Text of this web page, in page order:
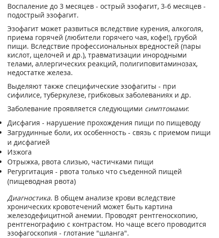
Воспаление до 3 месяцев - острый эзофагит, 3-6 месяцев -
подострый эзофагит.
Эзофагит может развиться вследствие курения, алкоголя,
приема горячей (любители горячего чая, кофе!), грубой
пищи. Вследствие профессиональных вредностей (пары
кислот, щелочей и др.), травматизации инородными
телами, аллергических реакций, полигиповитаминозах,
недостатке железа.
Выделяют также специфические эзофагиты - при
сифилисе, туберкулезе, грибковых заболеваниях и др.
Заболевание проявляется следующими симптомами:
Дисфагия - нарушение прохождения пищи по пищеводу
Загрудинные боли, их особенность - связь с приемом пищи
и дисфагией
Изжога
Отрыжка, рвота слизью, частичками пищи
Регургитация - рвота только что съеденной пищей
(пищеводная рвота)
Диагностика. В общем анализе крови вследствие
хронических кровотечений может быть картина
железодефицитной анемии. Проводят рентгеноскопию,
рентгенографию с контрастом. Но чаще всего проводится
эзофагоскопия - глотание "шланга".